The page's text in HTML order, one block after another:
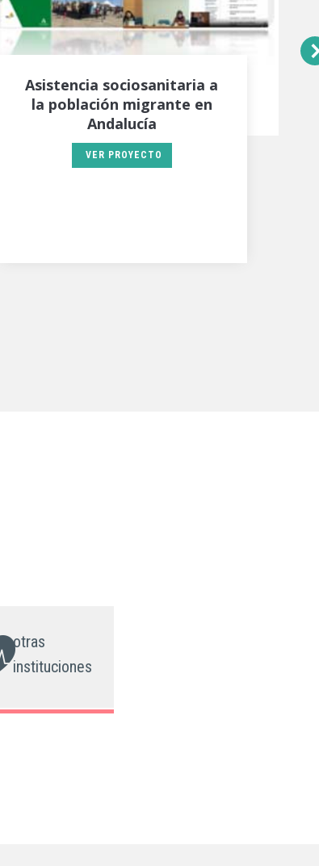
Asistencia sociosanitaria a
la población migrante en
Andalucía
VER PROYECTO
otras
instituciones